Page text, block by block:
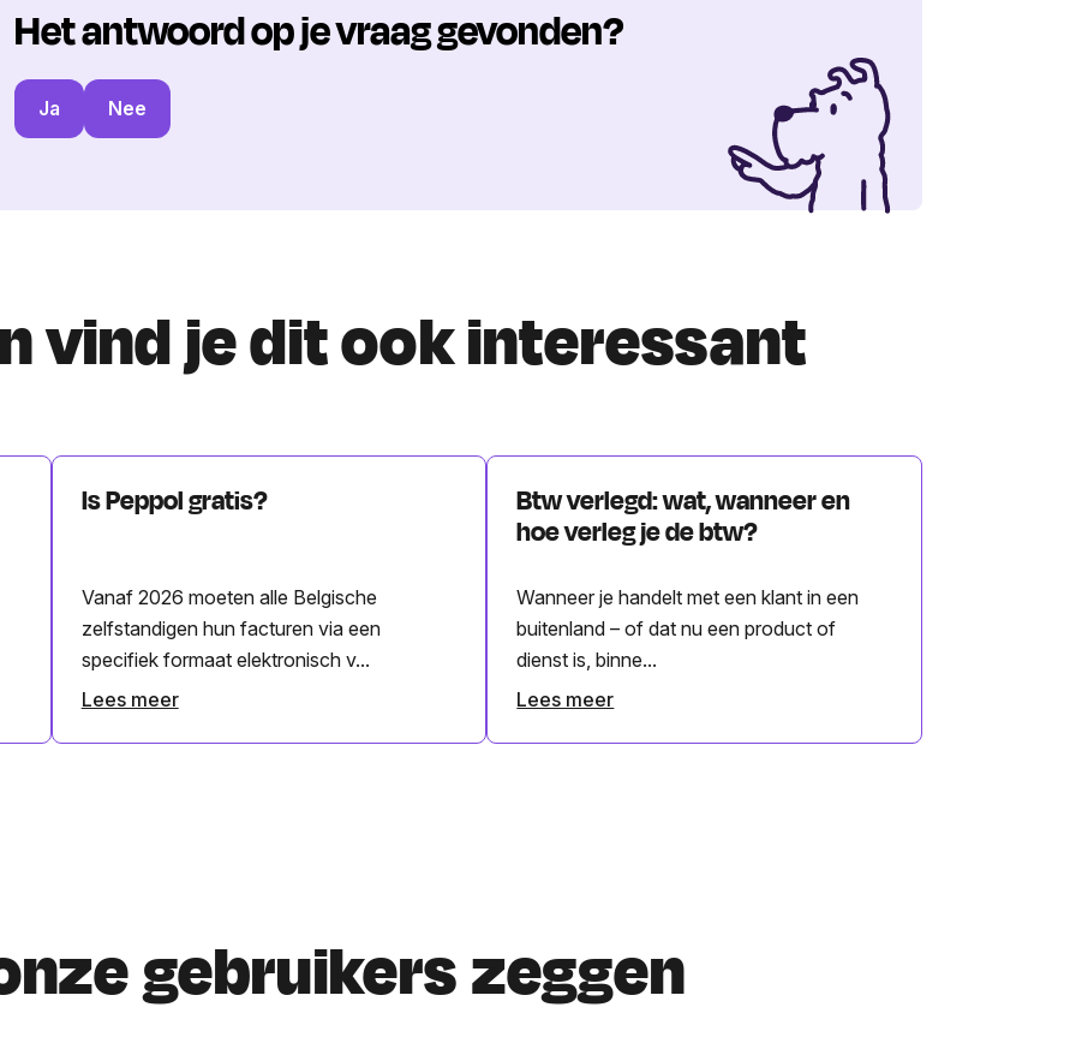
Het antwoord op je vraag gevonden?
Ja Nee
vind je dit ook interessant
Is Peppol gratis?
Vanaf 2026 moeten alle Belgische
zelfstandigen hun facturen via een
specifiek formaat elektronisch v...
Lees meer
Btw verlegd: wat, wanneer en
hoe verleg je de btw?
Wanneer je handelt met een klant in een
buitenland – of dat nu een product of
dienst is, binne...
Lees meer
gebruikers zeggen